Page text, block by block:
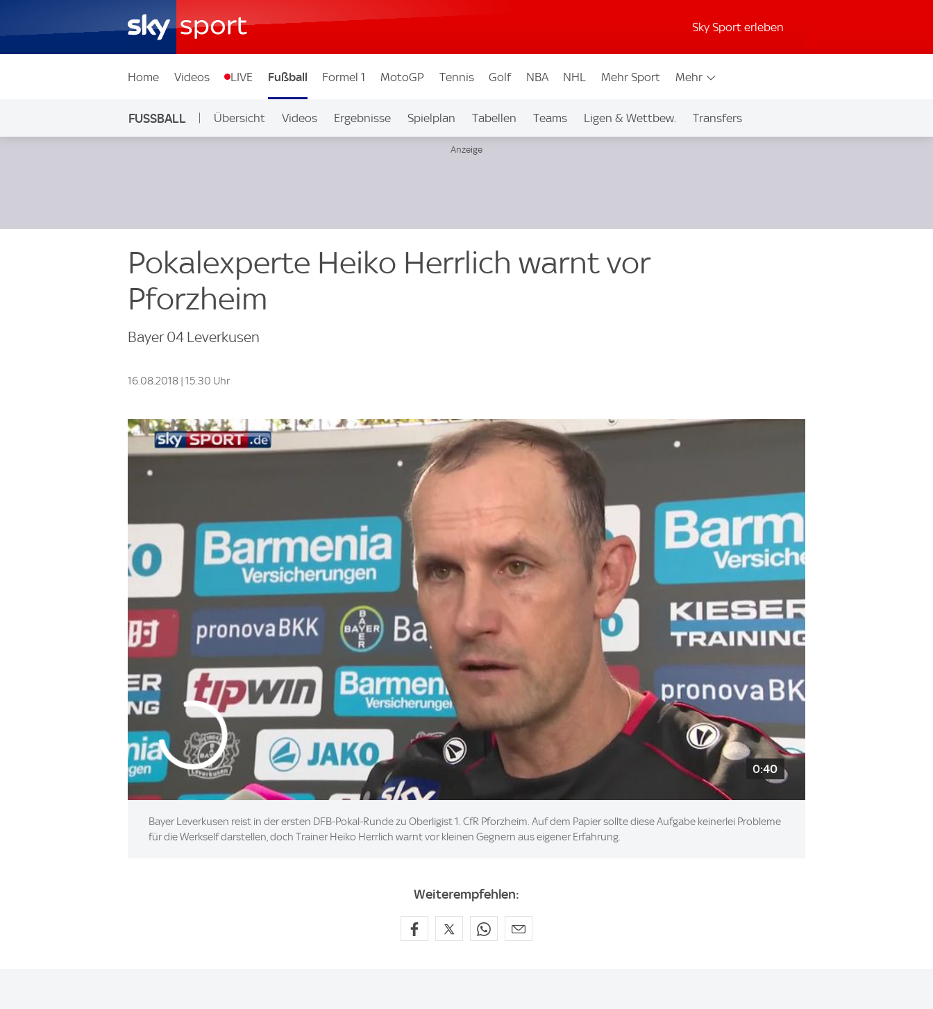
Sky Sport erleben
Home Videos LIVE Fußball Formel 1 MotoGP Tennis Golf NBA NHL Mehr Sport Mehr
FUSSBALL Übersicht Videos Ergebnisse Spielplan Tabellen Teams Ligen & Wettbew. Transfers
Pokalexperte Heiko Herrlich warnt vor
Pforzheim
Bayer 04 Leverkusen
16.08.2018 | 15:30 Uhr
0:40
Bayer Leverkusen reist in der ersten DFB-Pokal-Runde zu Oberligist 1. CfR Pforzheim. Auf dem Papier sollte diese Aufgabe keinerlei Probleme
für die Werkself darstellen, doch Trainer Heiko Herrlich warnt vor kleinen Gegnern aus eigener Erfahrung.
Weiterempfehlen: